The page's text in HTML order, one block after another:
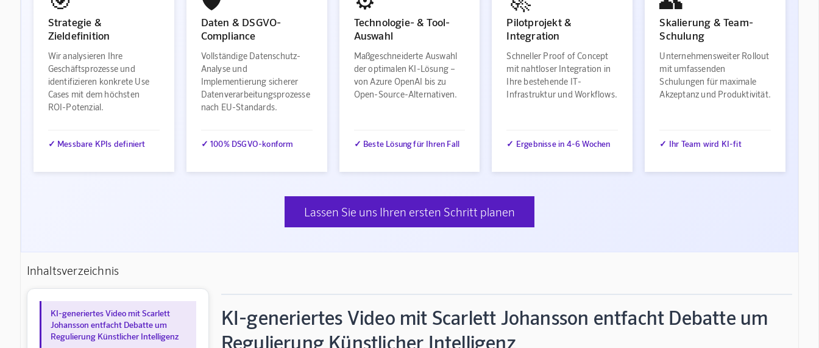
Strategie &
Zieldefinition
Wir analysieren Ihre
Geschäftsprozesse und
identifizieren konkrete Use
Cases mit dem höchsten
ROI-Potenzial.
✓ Messbare KPIs definiert
Daten & DSGVO-
Compliance
Vollständige Datenschutz-
Analyse und
Implementierung sicherer
Datenverarbeitungsprozesse
nach EU-Standards.
✓ 100% DSGVO-konform
Technologie- & Tool-
Auswahl
Maßgeschneiderte Auswahl
der optimalen KI-Lösung –
von Azure OpenAI bis zu
Open-Source-Alternativen.
✓ Beste Lösung für Ihren Fall
Pilotprojekt &
Integration
Schneller Proof of Concept
mit nahtloser Integration in
Ihre bestehende IT-
Infrastruktur und Workflows.
✓ Ergebnisse in 4-6 Wochen
Skalierung & Team-
Schulung
Unternehmensweiter Rollout
mit umfassenden
Schulungen für maximale
Akzeptanz und Produktivität.
✓ Ihr Team wird KI-fit
Lassen Sie uns Ihren ersten Schritt planen
Inhaltsverzeichnis
KI-generiertes Video mit Scarlett
Johansson entfacht Debatte um
Regulierung Künstlicher Intelligenz
KI-generiertes Video mit Scarlett Johansson entfacht Debatte um
Regulierung Künstlicher Intelligenz